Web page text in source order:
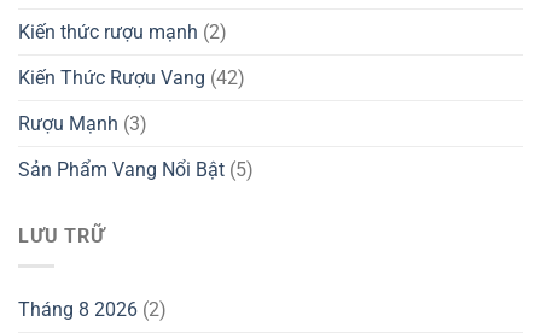
Kiến thức rượu mạnh (2)
Kiến Thức Rượu Vang (42)
Rượu Mạnh (3)
Sản Phẩm Vang Nổi Bật (5)
LƯU TRỮ
Tháng 8 2026 (2)